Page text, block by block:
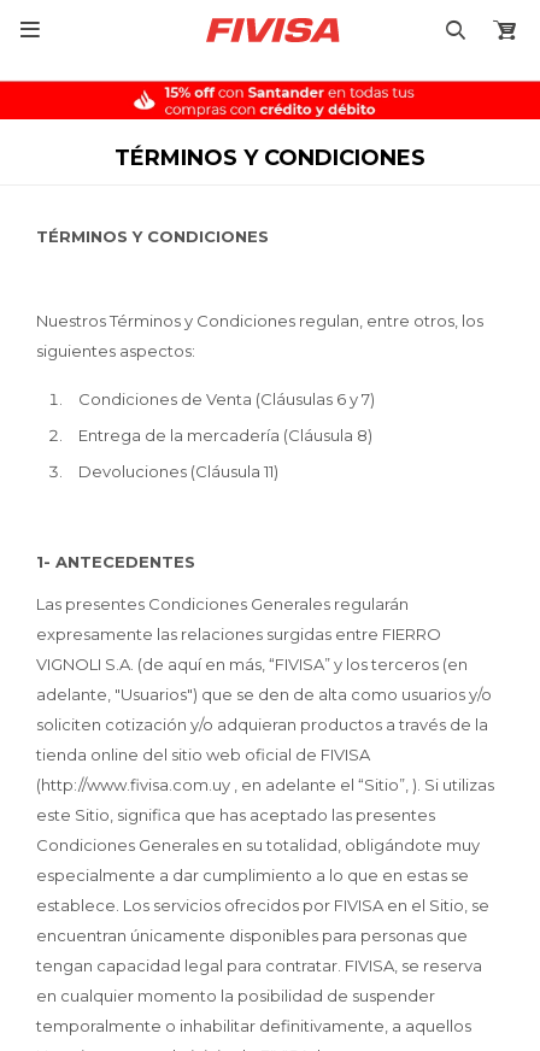

TÉRMINOS Y CONDICIONES
TÉRMINOS Y CONDICIONES
Nuestros Términos y Condiciones regulan, entre otros, los
siguientes aspectos:
Condiciones de Venta (Cláusulas 6 y 7)
Entrega de la mercadería (Cláusula 8)
Devoluciones (Cláusula 11)
1- ANTECEDENTES
Las presentes Condiciones Generales regularán
expresamente las relaciones surgidas entre FIERRO
VIGNOLI S.A. (de aquí en más, “FIVISA” y los terceros (en
adelante, "Usuarios") que se den de alta como usuarios y/o
soliciten cotización y/o adquieran productos a través de la
tienda online del sitio web oficial de FIVISA
(http://www.fivisa.com.uy , en adelante el “Sitio”, ). Si utilizas
este Sitio, significa que has aceptado las presentes
Condiciones Generales en su totalidad, obligándote muy
especialmente a dar cumplimiento a lo que en estas se
establece. Los servicios ofrecidos por FIVISA en el Sitio, se
encuentran únicamente disponibles para personas que
tengan capacidad legal para contratar. FIVISA, se reserva
en cualquier momento la posibilidad de suspender
temporalmente o inhabilitar definitivamente, a aquellos